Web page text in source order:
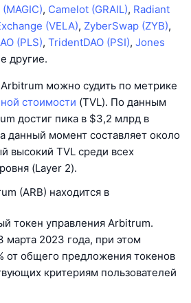
, Camelot (GRAIL), Radiant
(VELA), ZyberSwap (ZYB),
(PLS), TridentDAO (PSI), Jones
другие.
можно судить по метрике
стоимости (TVL). По данным
достиг пика в $3,2 млрд в
данный момент составляет около
высокий TVL среди всех
(Layer 2).
(ARB) находится в
токен управления Arbitrum.
марта 2023 года, при этом
от общего предложения токенов
критериям пользователей